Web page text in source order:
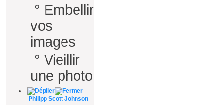
° Embellir
vos
images
° Vieillir
une photo
Philipp Scott Johnson